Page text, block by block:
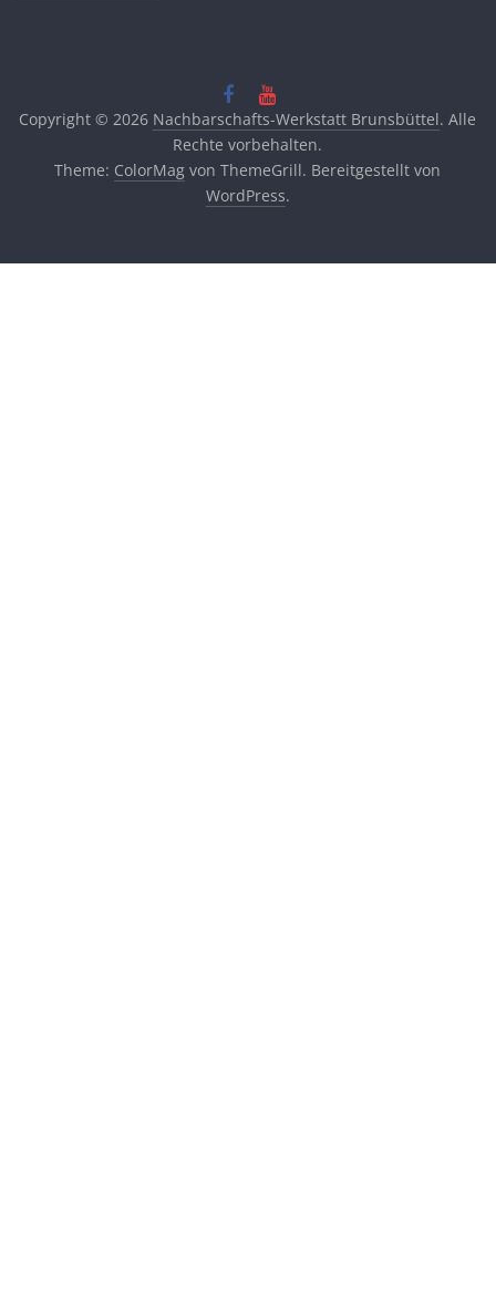
Copyright © 2026 Nachbarschafts-Werkstatt Brunsbüttel. Alle
Rechte vorbehalten.
Theme: ColorMag von ThemeGrill. Bereitgestellt von
WordPress.